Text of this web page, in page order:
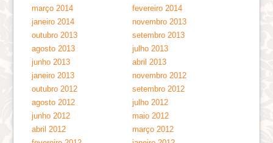
março 2014
fevereiro 2014
janeiro 2014
novembro 2013
outubro 2013
setembro 2013
agosto 2013
julho 2013
junho 2013
abril 2013
janeiro 2013
novembro 2012
outubro 2012
setembro 2012
agosto 2012
julho 2012
junho 2012
maio 2012
abril 2012
março 2012